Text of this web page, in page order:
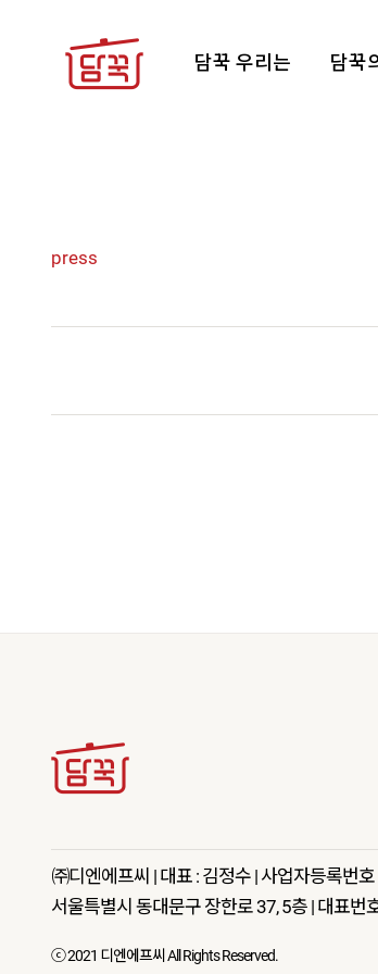
담꾹 우리는 담꾹
press
㈜디엔에프씨 | 대표 : 김정수 | 사업자등록번
서울특별시 동대문구 장한로 37, 5층 | 대표
ⓒ 2021 디엔에프씨 All Rights Reserved.